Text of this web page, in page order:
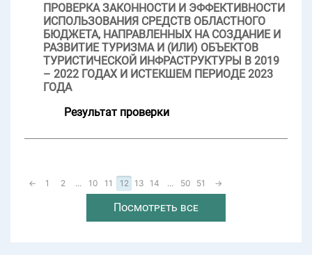
ПРОВЕРКА ЗАКОННОСТИ И ЭФФЕКТИВНОСТИ
ИСПОЛЬЗОВАНИЯ СРЕДСТВ ОБЛАСТНОГО
БЮДЖЕТА, НАПРАВЛЕННЫХ НА СОЗДАНИЕ И
РАЗВИТИЕ ТУРИЗМА И (ИЛИ) ОБЪЕКТОВ
ТУРИСТИЧЕСКОЙ ИНФРАСТРУКТУРЫ В 2019
– 2022 ГОДАХ И ИСТЕКШЕМ ПЕРИОДЕ 2023
ГОДА
Результат проверки
← 1 2 ... 10 11 12 13 14 ... 50 51 →
Посмотреть все